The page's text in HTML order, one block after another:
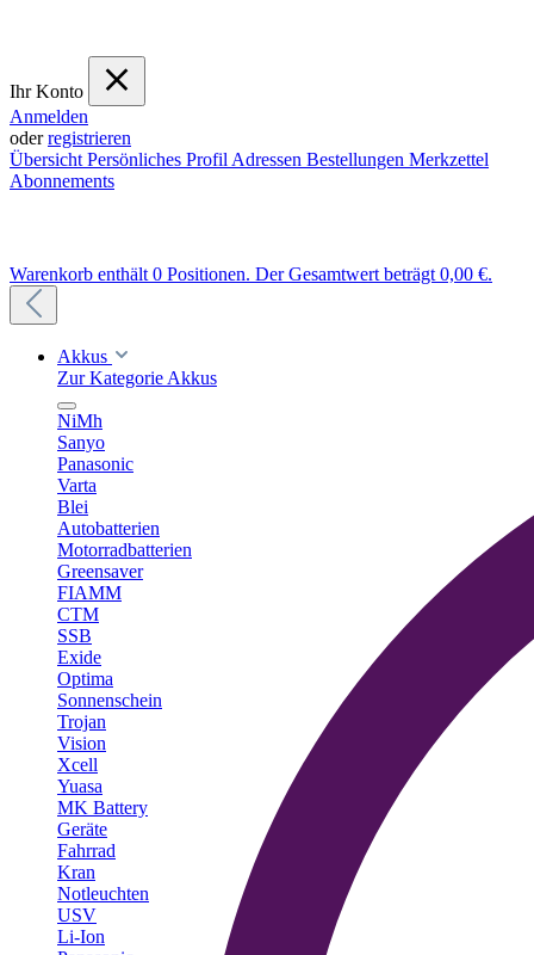
Ihr Konto
Anmelden
oderregistrieren
Übersicht Persönliches Profil Adressen Bestellungen Merkzettel
Abonnements
Warenkorb enthält 0 Positionen. Der Gesamtwert beträgt 0,00 €.
Akkus
Zur Kategorie Akkus
NiMh
Sanyo
Panasonic
Varta
Blei
Autobatterien
Motorradbatterien
Greensaver
FIAMM
CTM
SSB
Exide
Optima
Sonnenschein
Trojan
Vision
Xcell
Yuasa
MK Battery
Geräte
Fahrrad
Kran
Notleuchten
USV
Li-Ion